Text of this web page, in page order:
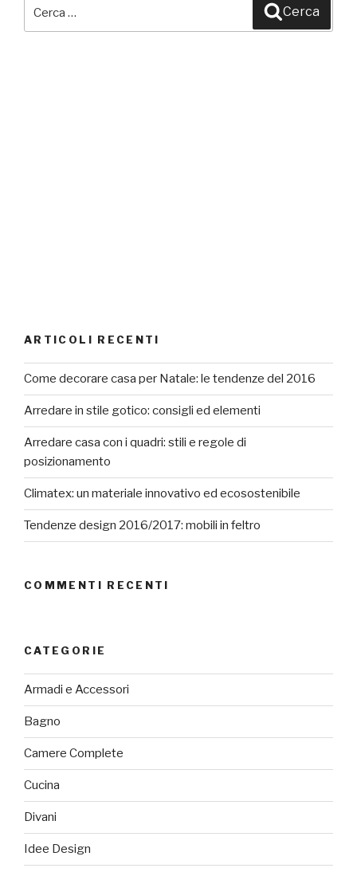
Cerca
ARTICOLI RECENTI
Come decorare casa per Natale: le tendenze del 2016
Arredare in stile gotico: consigli ed elementi
Arredare casa con i quadri: stili e regole di
posizionamento
Climatex: un materiale innovativo ed ecosostenibile
Tendenze design 2016/2017: mobili in feltro
COMMENTI RECENTI
CATEGORIE
Armadi e Accessori
Bagno
Camere Complete
Cucina
Divani
Idee Design